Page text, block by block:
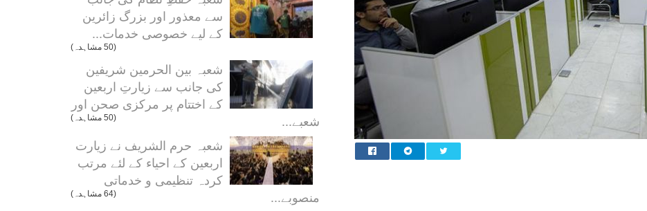
سے معذور اور بزرگ زائرین
کے لیے خصوصی خدمات...
(50 مشاہدہ)
شعبہ بین الحرمین شریفین
کی جانب سے زیارتِ اربعین
کے اختتام پر مرکزی صحن اور
شعبے...
(50 مشاہدہ)
شعبہ حرم الشریف نے زیارت
اربعین کے احیاء کے لئے مرتب
کردہ تنظیمی و خدماتی
منصوبے...
(64 مشاہدہ)